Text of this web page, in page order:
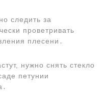
следить за
проветривать
плесени․
нужно снять стекло
петунии